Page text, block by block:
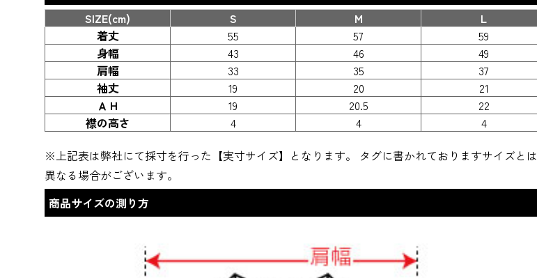
SIZE(cm)
S M
L
着丈
55 57
59
身幅
43 46
49
肩幅
33 35
37
袖丈
19 20
21
ＡＨ
19 20.5
22
襟の高さ
4 4
4
※上記表は弊社にて採寸を行った【実寸サイズ】となります。 タグに書かれておりますサイズとは
異なる場合がございます。
商品サイズの測り方